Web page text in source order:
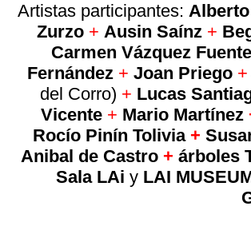
Artistas participantes:
Zurzo + Ausin Saínz +
Carmen Vázquez
Fernández + Joan Priego +
del Corro) + Lucas
Vicente + Mario Martínez
Rocío Pinín Tolivia +
Anibal de Castro + árboles
Sala LAi y LAI